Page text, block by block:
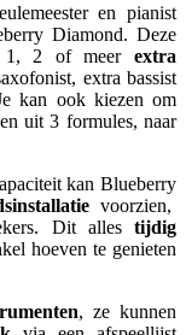
en pianist
Diamond. Deze
1, 2 of meer extra
extra bassist
kan ook kiezen om
uit 3 formules, naar
kan Blueberry
voorzien,
Dit alles tijdig
hoeven te genieten
, ze kunnen